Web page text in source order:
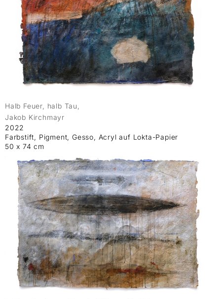
Halb Feuer, halb Tau,
Jakob Kirchmayr
2022
Farbstift, Pigment, Gesso, Acryl auf Lokta-Papier
50 x 74 cm